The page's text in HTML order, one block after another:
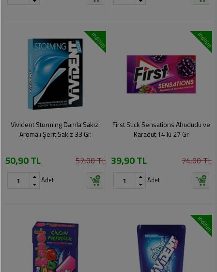
indirim
Vivident Storming Damla Sakızı
Aromalı Şerit Sakız 33 Gr.
50,90 TL 57,00 TL
Adet
indirim
First Stick Sensations Ahududu ve
Karadut 14’lü 27 Gr
39,90 TL 74,00 TL
Adet
indirim